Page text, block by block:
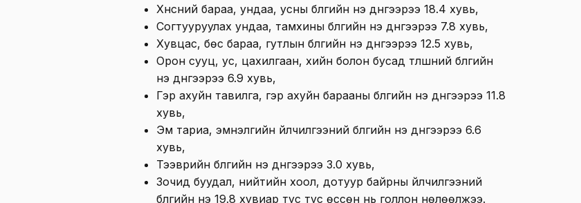
Хүнсний бараа, ундаа, усны бүлгийн үнэ дүнгээрээ 18.4 хувь,
Согтууруулах ундаа, тамхины бүлгийн үнэ дүнгээрээ 7.8 хувь,
Хувцас, бөс бараа, гутлын бүлгийн үнэ дүнгээрээ 12.5 хувь,
Орон сууц, ус, цахилгаан, хийн болон бусад түлшний бүлгийн
үнэ дүнгээрээ 6.9 хувь,
Гэр ахуйн тавилга, гэр ахуйн барааны бүлгийн үнэ дүнгээрээ 11.8
хувь,
Эм тариа, эмнэлгийн үйлчилгээний бүлгийн үнэ дүнгээрээ 6.6
хувь,
Тээврийн бүлгийн үнэ дүнгээрээ 3.0 хувь,
Зочид буудал, нийтийн хоол, дотуур байрны үйлчилгээний
бүлгийн үнэ 19.8 хувиар тус тус өссөн нь голлон нөлөөлжээ.